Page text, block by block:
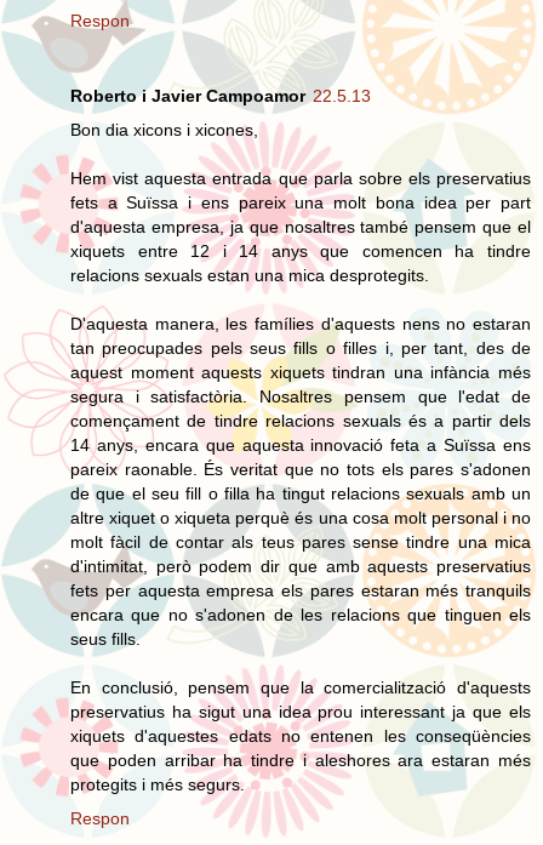
Respon
Roberto i Javier Campoamor 22.5.13
Bon dia xicons i xicones,
Hem vist aquesta entrada que parla sobre els preservatius
fets a Suïssa i ens pareix una molt bona idea per part
d'aquesta empresa, ja que nosaltres també pensem que el
xiquets entre 12 i 14 anys que comencen ha tindre
relacions sexuals estan una mica desprotegits.
D'aquesta manera, les famílies d'aquests nens no estaran
tan preocupades pels seus fills o filles i, per tant, des de
aquest moment aquests xiquets tindran una infància més
segura i satisfactòria. Nosaltres pensem que l'edat de
començament de tindre relacions sexuals és a partir dels
14 anys, encara que aquesta innovació feta a Suïssa ens
pareix raonable. És veritat que no tots els pares s'adonen
de que el seu fill o filla ha tingut relacions sexuals amb un
altre xiquet o xiqueta perquè és una cosa molt personal i no
molt fàcil de contar als teus pares sense tindre una mica
d'intimitat, però podem dir que amb aquests preservatius
fets per aquesta empresa els pares estaran més tranquils
encara que no s'adonen de les relacions que tinguen els
seus fills.
En conclusió, pensem que la comercialització d'aquests
preservatius ha sigut una idea prou interessant ja que els
xiquets d'aquestes edats no entenen les conseqüències
que poden arribar ha tindre i aleshores ara estaran més
protegits i més segurs.
Respon